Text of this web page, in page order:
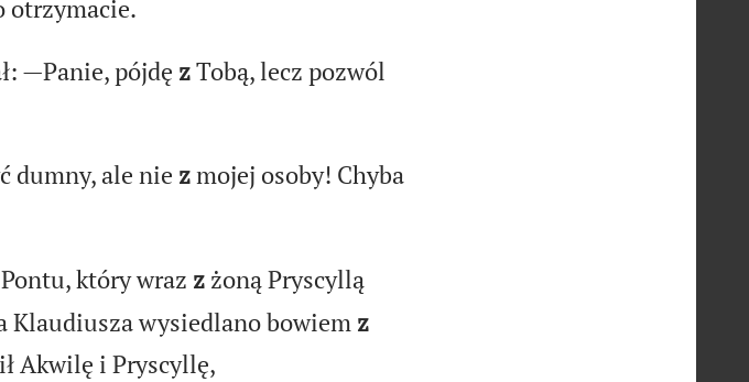
otrzymacie.
—Panie, pójdę zTobą, lecz pozwól
dumny, ale nie zmojej osoby! Chyba
który wraz zżoną Pryscyllą
Klaudiusza wysiedlano bowiem z
Akwilę i Pryscyllę,